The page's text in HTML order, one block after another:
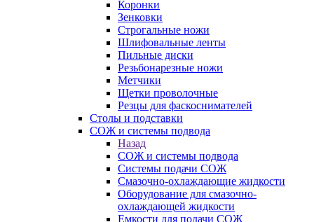
Коронки
Зенковки
Строгальные ножи
Шлифовальные ленты
Пильные диски
Резьбонарезные ножи
Метчики
Щетки проволочные
Резцы для фаскоснимателей
Столы и подставки
СОЖ и системы подвода
Назад
СОЖ и системы подвода
Системы подачи СОЖ
Смазочно-охлаждающие жидкости
Оборудование для смазочно-
охлаждающей жидкости
Емкости для подачи СОЖ